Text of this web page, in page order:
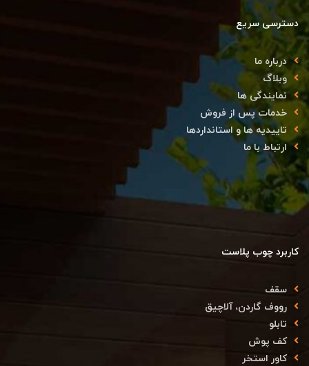
دسترسی سریع
درباره ما
وبلاگ
نمایندگی ها
خدمات پس از فروش
تاییدیه ها و استانداردها
ارتباط با ما
کاربرد چوب پلاست
سقف
رووف گاردن، آلاچیق
تابلو
کف پوش
کاور استخر